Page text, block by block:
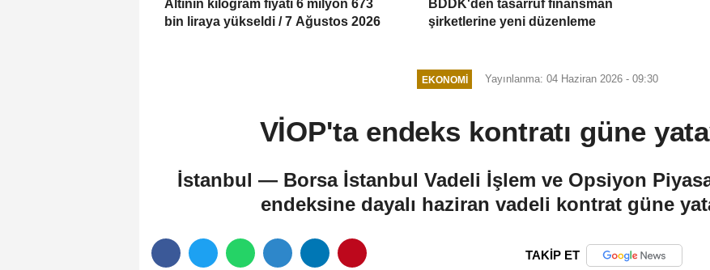
Altının kilogram fiyatı 6 milyon 673
bin liraya yükseldi / 7 Ağustos 2026
BDDK'den tasarruf finansman
şirketlerine yeni düzenleme
EKONOMI Yayınlanma: 04 Haziran 2026 - 09:30
VİOP'ta endeks kontratı güne
İstanbul — Borsa İstanbul Vadeli İşlem ve Opsiyon
endeksine dayalı haziran vadeli kontrat güne
TAKİP ET